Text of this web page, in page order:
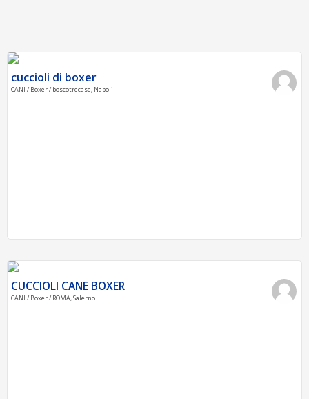
cuccioli di boxer
CANI / Boxer / boscotrecase, Napoli
CUCCIOLI CANE BOXER
CANI / Boxer / ROMA, Salerno